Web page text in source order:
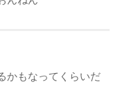
かもなってくらいだ